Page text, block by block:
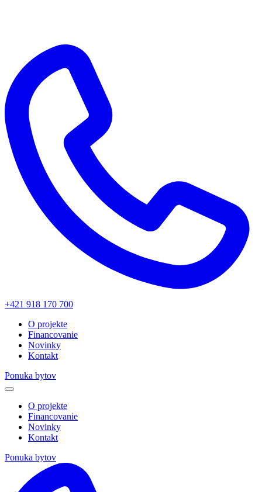
+421 918 170 700
O projekte
Financovanie
Novinky
Kontakt
Ponuka bytov
O projekte
Financovanie
Novinky
Kontakt
Ponuka bytov